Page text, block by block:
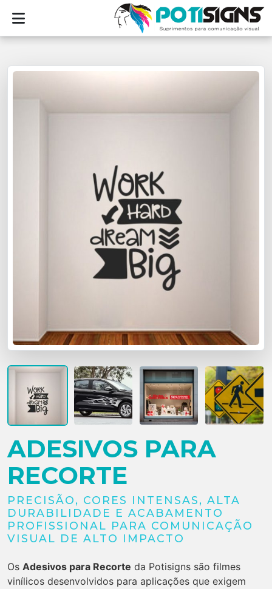
ADESIVOS PARA
RECORTE
PRECISÃO, CORES INTENSAS, ALTA
DURABILIDADE E ACABAMENTO
PROFISSIONAL PARA COMUNICAÇÃO
VISUAL DE ALTO IMPACTO
Os Adesivos para Recorte da Potisigns são filmes
vinílicos desenvolvidos para aplicações que exigem